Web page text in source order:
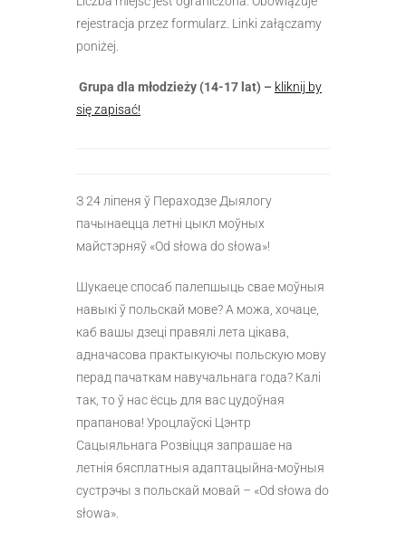
rejestracja przez formularz. Linki załączamy
poniżej.
Grupa dla młodzieży (14-17 lat) – kliknij by
się zapisać!
З 24 ліпеня ў Пераходзе Дыялогу
пачынаецца летні цыкл моўных
майстэрняў «Od słowa do słowa»!
Шукаеце спосаб палепшыць свае моўныя
навыкі ў польскай мове? А можа, хочаце,
каб вашы дзеці правялі лета цікава,
адначасова практыкуючы польскую мову
перад пачаткам навучальнага года? Калі
так, то ў нас ёсць для вас цудоўная
прапанова! Уроцлаўскі Цэнтр
Сацыяльнага Розвіцця запрашае на
летнія бясплатныя адаптацыйна-моўныя
сустрэчы з польскай мовай – «Od słowa do
słowa».